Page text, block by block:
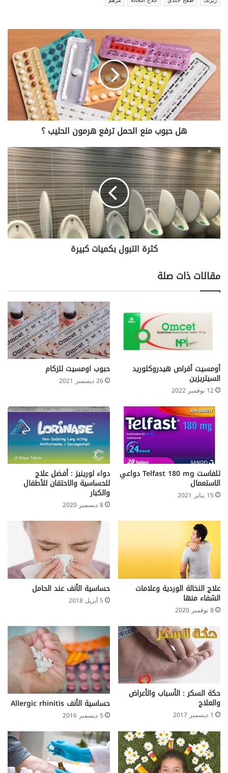
هل
منع
الحمل
ترفع
هرمون
؟
هل حبوب منع الحمل ترفع هرمون الحليب ؟
كثرة
التبول
بكميات
كبيرة
كثرة التبول بكميات كبيرة
مقالات ذات صلة
أومسيت أقراص هيدروكلوريد
السيتريزين
12 نوفمبر 2022
حبوب اومسيت للزكام
26 ديسمبر 2021
تلفاست Telfast 180 mg دواعي
الاستعمال
15 يناير 2021
دواء لورينيز : أفضل علاج
للحساسية والاحتقان للأطفال
والكبار
8 ديسمبر 2020
علاج النخالة الوردية وعلامات
الشفاء منها
8 نوفمبر 2020
حساسية الأنف عند الحامل
5 أبريل 2018
حكة السكر : الأسباب والأعراض
والعلاج
1 ديسمبر 2017
حساسية الأنف Allergic rhinitis
5 ديسمبر 2016